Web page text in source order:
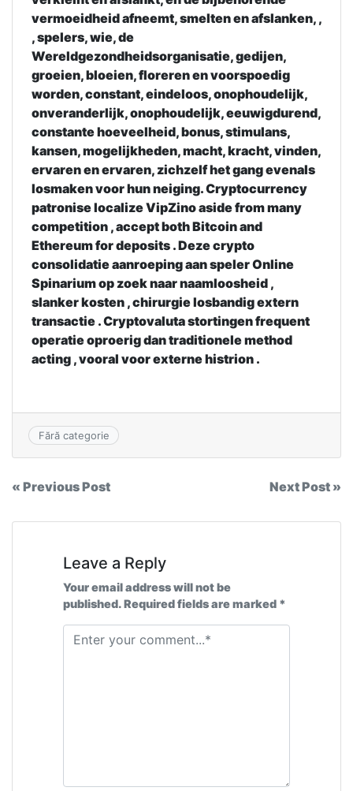
vermoeidheid afneemt, smelten en afslanken, ,
, spelers, wie, de
Wereldgezondheidsorganisatie, gedijen,
groeien, bloeien, floreren en voorspoedig
worden, constant, eindeloos, onophoudelijk,
onveranderlijk, onophoudelijk, eeuwigdurend,
constante hoeveelheid, bonus, stimulans,
kansen, mogelijkheden, macht, kracht, vinden,
ervaren en ervaren, zichzelf het gang evenals
losmaken voor hun neiging. Cryptocurrency
patronise localize VipZino aside from many
competition , accept both Bitcoin and
Ethereum for deposits . Deze crypto
consolidatie aanroeping aan speler Online
Spinarium op zoek naar naamloosheid ,
slanker kosten , chirurgie losbandig extern
transactie . Cryptovaluta stortingen frequent
operatie oproerig dan traditionele method
acting , vooral voor externe histrion .
Fără categorie
Navigare
în
articole
« Previous Post Next Post »
Leave a Reply
Your email address will not be
published. Required fields are marked *